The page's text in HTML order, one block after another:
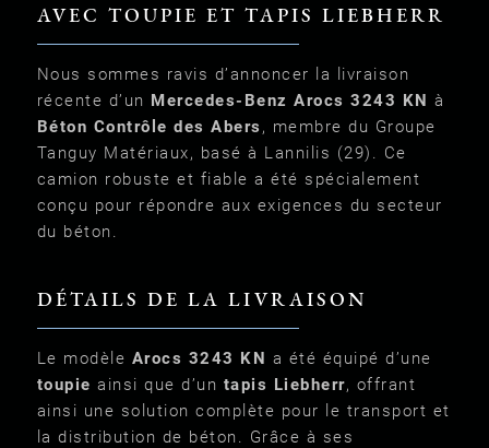
AVEC TOUPIE ET TAPIS LIEBHERR
Nous sommes ravis d’annoncer la livraison
récente d’un Mercedes-Benz Arocs 3243 KN à
Béton Contrôle des Abers , membre du Groupe
Tanguy Matériaux, basé à Lannilis (29). Ce
camion robuste et fiable a été spécialement
conçu pour répondre aux exigences du secteur
du béton.
DÉTAILS DE LA LIVRAISON
Le modèle Arocs 3243 KN a été équipé d’une
toupie ainsi que d’un tapis Liebherr, offrant
ainsi une solution complète pour le transport et
la distribution de béton. Grâce à ses